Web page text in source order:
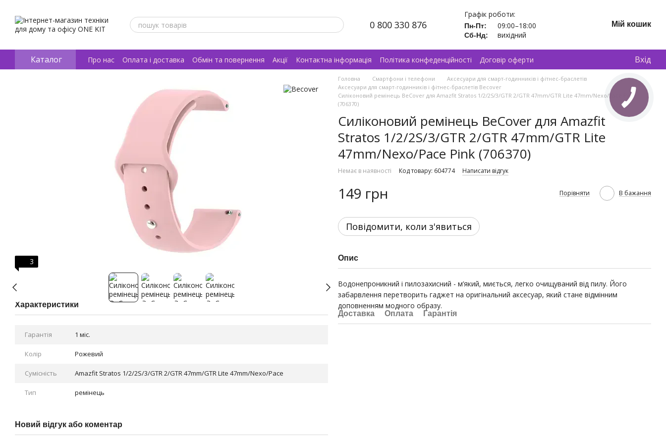
0 800 330 876
Графік роботи:
Пн-Пт: 09:00–18:00
Сб-Нд: вихідний
Мій кошик
Каталог Про нас Оплата і доставка Обмін та повернення Акції Контактна інформація Політика конфеденційності
Договір оферти
Відгуки про магазин
Вхід
3
Характеристики
Гарантія 1 міс.
Колір Рожевий
Сумісність Amazfit Stratos 1/2/2S/3/GTR 2/GTR 47mm/GTR Lite 47mm/Nexo/Pace
Тип ремінець
Новий відгук або коментар
Головна Смартфони і телефони
Аксесуари для смарт-годинників і фітнес-браслетів
Аксесуари для смарт-годинників і фітнес-браслетів Becover
Силіконовий ремінець BeCover для Amazfit Stratos 1/2/2S/3/GTR 2/GTR 47mm/GTR Lite 47mm/Nexo/Pace Pink
(706370)
Силіконовий ремінець BeCover для Amazfit
Stratos 1/2/2S/3/GTR 2/GTR 47mm/GTR Lite
47mm/Nexo/Pace Pink (706370)
Немає в наявності Код товару: 604774 Написати відгук
149 грн Порівняти В бажання
Повідомити, коли з'явиться
Опис
Водонепроникний і пилозахисний - м’який, миється, легко очищуваний від пилу. Його
забарвлення перетворить гаджет на оригінальний аксесуар, який стане відмінним
доповненням модного образу.
Доставка Оплата Гарантія